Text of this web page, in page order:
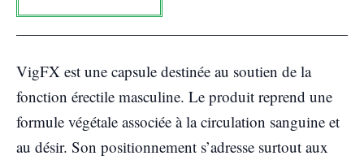
VigFX est une capsule destinée au soutien de la
fonction érectile masculine. Le produit reprend une
formule végétale associée à la circulation sanguine et
au désir. Son positionnement s’adresse surtout aux